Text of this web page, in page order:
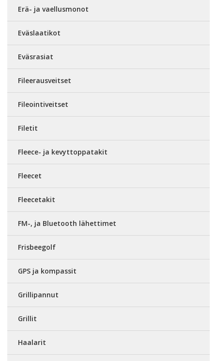
Erä- ja vaellusmonot
Eväslaatikot
Eväsrasiat
Fileerausveitset
Fileointiveitset
Filetit
Fleece- ja kevyttoppatakit
Fleecet
Fleecetakit
FM-, ja Bluetooth lähettimet
Frisbeegolf
GPS ja kompassit
Grillipannut
Grillit
Haalarit